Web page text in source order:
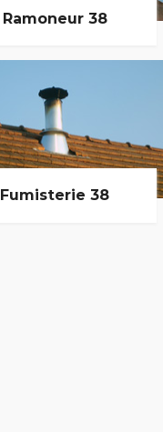
Ramoneur 38
Fumisterie 38